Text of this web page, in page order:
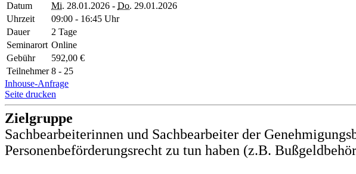
Datum
Mi. 28.01.2026 - Do. 29.01.2026
Uhrzeit
09:00 - 16:45 Uhr
Dauer
2 Tage
Seminarort Online
Gebühr
592,00 €
Teilnehmer 8 - 25
Inhouse-Anfrage
Seite drucken
Zielgruppe
Sachbearbeiterinnen und Sachbearbeiter der
Personenbeförderungsrecht zu tun haben (z.B.